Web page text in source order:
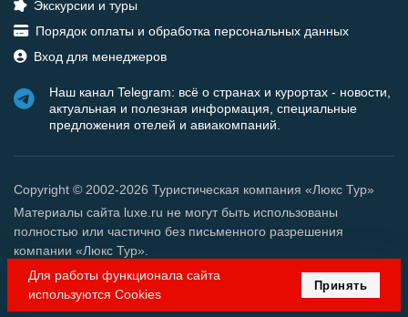
Экскурсии и туры
Порядок оплаты и обработка персональных данных
Вход для менеджеров
Наш канал Telegram: всё о странах и курортах - новости,
актуальная и полезная информация, специальные
предложения отелей и авиакомпаний.
Copyright © 2002-2026 Туристическая компания «Люкс Тур»
Материалы сайта luxe.ru не могут быть использованы
полностью или частично без письменного разрешения
компании «Люкс Тур».
Для работы функционала сайта
используются Cookies
Принять